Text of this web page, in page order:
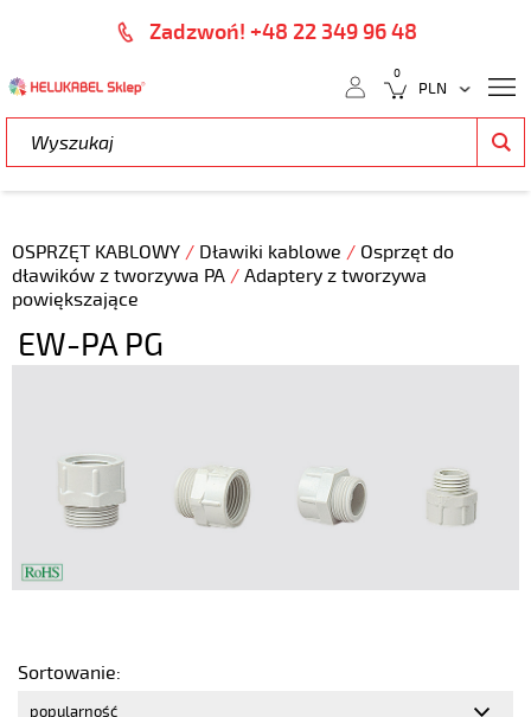
Zadzwoń! +48 22 349 96 48
0
OSPRZĘT KABLOWY / Dławiki kablowe / Osprzęt do
dławików z tworzywa PA / Adaptery z tworzywa
powiększające
EW-PA PG
Sortowanie: